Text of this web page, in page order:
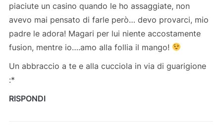
piaciute un casino quando le ho assaggiate, non
avevo mai pensato di farle però… devo provarci, mio
padre le adora! Magari per lui niente accostamente
fusion, mentre io….amo alla follia il mango!
Un abbraccio a te e alla cucciola in via di guarigione
:*
RISPONDI